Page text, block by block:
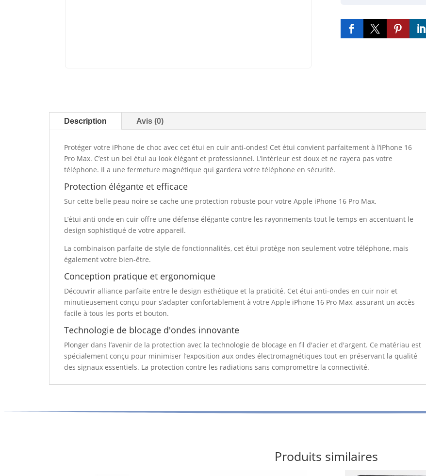
   
Description Avis (0)
Protéger votre iPhone de choc avec cet étui en cuir anti-ondes! Cet étui convient parfaitement à l’iPhone 16
Pro Max. C’est un bel étui au look élégant et professionnel. L’intérieur est doux et ne rayera pas votre
téléphone. Il a une fermeture magnétique qui gardera votre téléphone en sécurité.
Protection élégante et efficace
Sur cette belle peau noire se cache une protection robuste pour votre Apple iPhone 16 Pro Max.
L’étui anti onde en cuir offre une défense élégante contre les rayonnements tout le temps en accentuant le
design sophistiqué de votre appareil.
La combinaison parfaite de style de fonctionnalités, cet étui protège non seulement votre téléphone, mais
également votre bien-être.
Conception pratique et ergonomique
Découvrir alliance parfaite entre le design esthétique et la praticité. Cet étui anti-ondes en cuir noir et
minutieusement conçu pour s’adapter confortablement à votre Apple iPhone 16 Pro Max, assurant un accès
facile à tous les ports et bouton.
Technologie de blocage d'ondes innovante
Plonger dans l’avenir de la protection avec la technologie de blocage en fil d'acier et d'argent. Ce matériau est
spécialement conçu pour minimiser l’exposition aux ondes électromagnétiques tout en préservant la qualité
des signaux essentiels. La protection contre les radiations sans compromettre la connectivité.
Produits similaires